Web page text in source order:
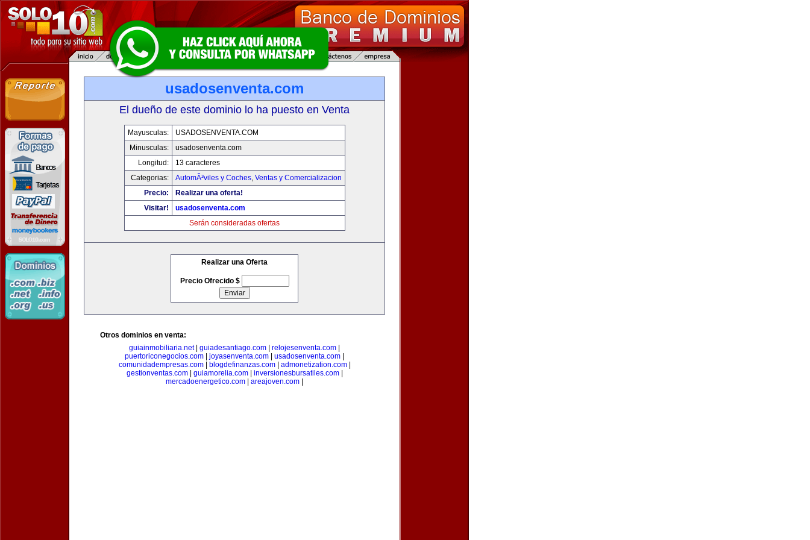
usadosenventa.com
El dueño de este dominio lo ha puesto en Venta
Mayusculas:
USADOSENVENTA.COM
Minusculas:
usadosenventa.com
Longitud:
13 caracteres
Categorias:
AutomÃ³viles y Coches, Ventas y Comercializacion
Precio:
Realizar una oferta!
Visitar!
usadosenventa.com
Serán consideradas ofertas
Realizar una Oferta
Precio Ofrecido $
Otros dominios en venta:
guiainmobiliaria.net| guiadesantiago.com relojesenventa.com
puertoriconegocios.com
joyasenventa.com usadosenventa.com
comunidadempresas.com| blogdefinanzas.com| admonetization.com|
gestionventas.com| guiamorelia.com| inversionesbursatiles.com|
mercadoenergetico.com
areajoven.com